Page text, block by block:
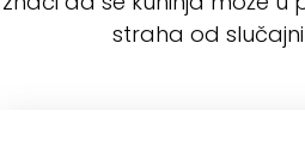
straha od